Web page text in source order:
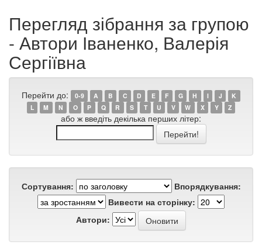
Перегляд зібрання за групою
- Автори Іваненко, Валерія
Сергіївна
Перейти до: 0-9 A B C D E F G H I J
K
L
M N O P Q R S T U V W X Y Z
або ж введіть декілька перших літер:
Сортування:
Впорядкування:
Вивести на сторінку:
Автори: